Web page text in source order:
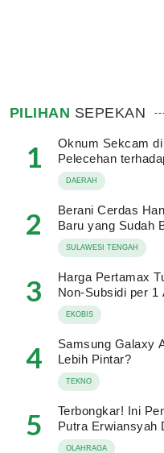
PILIHAN SEPEKAN
1
Oknum Sekcam
Pelecehan
DAERAH
2
Berani Cerdas
Baru yang Sudah
SULAWESI TENGAH
3
Harga Pertamax
Non-Subsidi per 1
EKOBIS
4
Samsung Galaxy
Lebih Pintar?
TEKNO
5
Terbongkar! Ini
Putra Erwiansyah
OLAHRAGA